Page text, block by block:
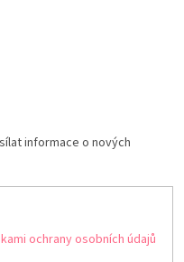
informace o nových
ochrany osobních údajů